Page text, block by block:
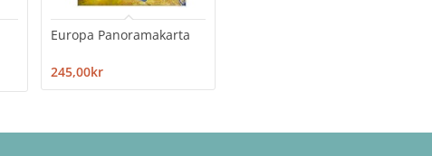
Europa Panoramakarta
245,00kr